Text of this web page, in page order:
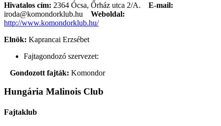
Hivatalos cím: 2364 Ócsa, Őrház utca 2/A. E-mail:
iroda@komondorklub.hu
Weboldal:
http://www.komondorklub.hu/
Elnök: Kaprancai Erzsébet
Fajtagondozó szervezet:
Gondozott fajták: Komondor
Hungária Malinois Club
Fajtaklub